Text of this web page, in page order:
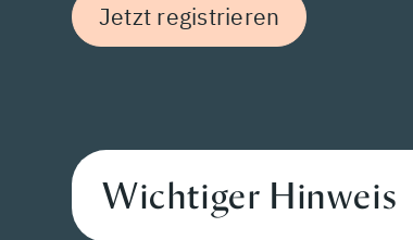
Jetzt registrieren
Wichtiger Hinweis